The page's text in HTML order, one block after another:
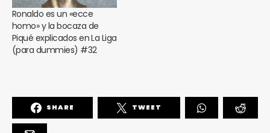
Ronaldo es un «ecce
homo» y la bocaza de
Piqué explicados en La Liga
(para dummies) #32
SHARE TWEET